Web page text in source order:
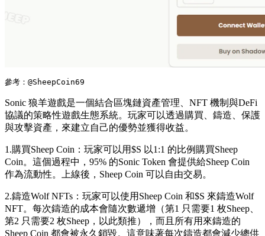
參考：@SheepCoin69
Sonic 狼羊遊戲是一個結合區塊鏈資產管理、NFT 機制與DeFi
協議的策略性遊戲生態系統。玩家可以透過購買、鑄造、保護
與攻擊資產，來建立自己的優勢並獲得收益。
1.購買Sheep Coin：玩家可以用$S 以1:1 的比例購買Sheep
Coin。這個過程中，95% 的Sonic Token 會提供給Sheep Coin
作為流動性。上線後，Sheep Coin 可以自由交易。
2.鑄造Wolf NFTs：玩家可以使用Sheep Coin 和$S 來鑄造Wolf
NFT。每次鑄造的成本會隨次數遞增（第1 只需要1 枚Sheep、
第2 只需要2 枚Sheep，以此類推），而且所有用來鑄造的
Sheep Coin 都會被永久銷毀。這意味著每次鑄造都會減少總供